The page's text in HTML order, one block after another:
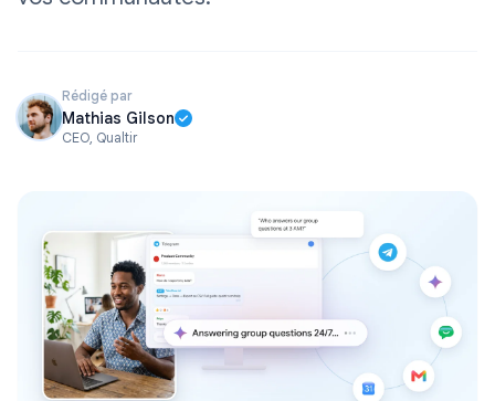
Rédigé par
Mathias Gilson
CEO, Qualtir